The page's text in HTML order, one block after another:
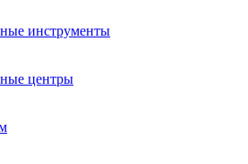
инструменты
центры